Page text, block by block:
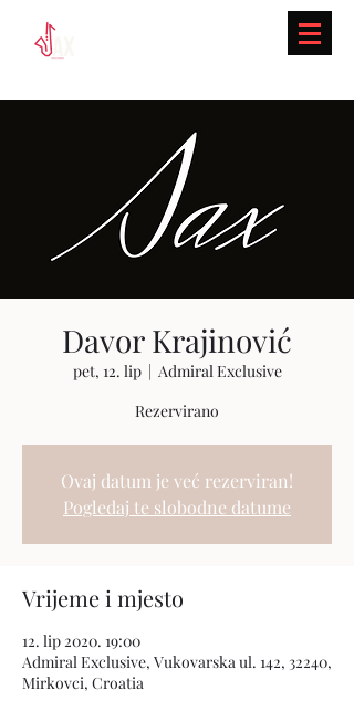
Davor Krajinović
pet, 12. lip
  |
Admiral Exclusive
Rezervirano
Ovaj datum je već rezerviran!
Pogledaj te slobodne datume
Vrijeme i mjesto
12. lip 2020. 19:00
Admiral Exclusive, Vukovarska ul. 142, 32240,
Mirkovci, Croatia